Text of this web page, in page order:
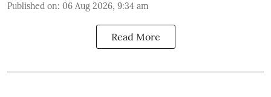
Published on: 06 Aug 2026, 9:34 am
Read More